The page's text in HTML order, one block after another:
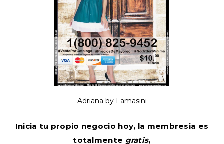
Adriana by Lamasini
Inicia tu propio negocio hoy, la membresia es
totalmente gratis,